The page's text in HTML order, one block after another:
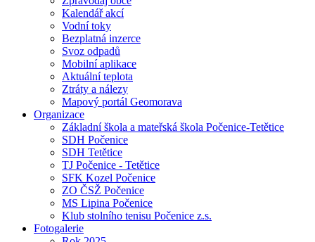
Kalendář akcí
Vodní toky
Bezplatná inzerce
Svoz odpadů
Mobilní aplikace
Aktuální teplota
Ztráty a nálezy
Mapový portál Geomorava
Organizace
Základní škola a mateřská škola Počenice-Tetětice
SDH Počenice
SDH Tetětice
TJ Počenice - Tetětice
SFK Kozel Počenice
ZO ČSŽ Počenice
MS Lipina Počenice
Klub stolního tenisu Počenice z.s.
Fotogalerie